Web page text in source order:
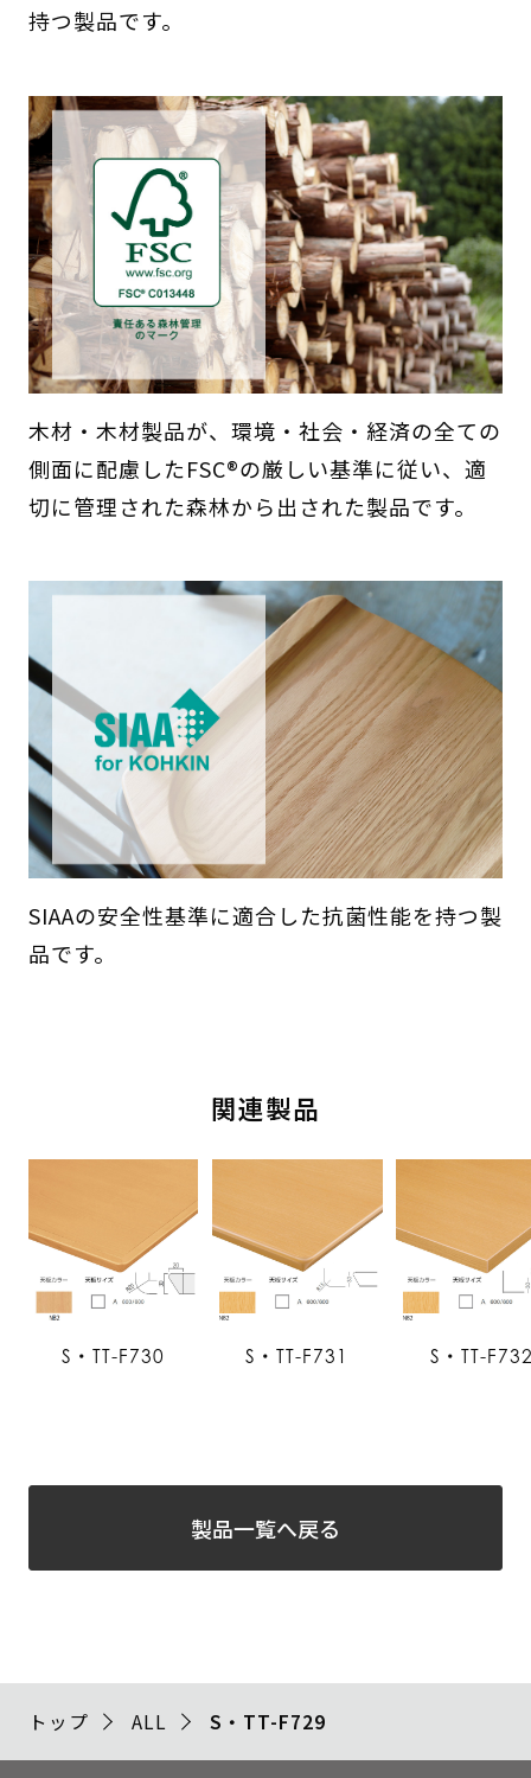
持つ製品です。
木材・木材製品が、環境・社会・経済の全ての
側面に配慮したFSC®の厳しい基準に従い、適
切に管理された森林から出された製品です。
SIAAの安全性基準に適合した抗菌性能を持つ製
品です。
関連製品
S・TT-F730 S・TT-F731 S・TT-
製品一覧へ戻る
トップ ALL S・TT-F729